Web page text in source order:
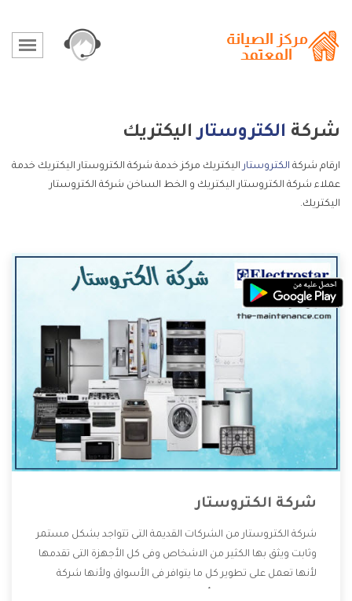
شركة الكتروستاراليكتريك
ارقام شركة الكتروستار اليكتريك مركز خدمة شركة الكتروستار اليكتريك خدمة
عملاء شركة الكتروستار اليكتريك و الخط الساخن شركة الكتروستار
اليكتريك.
شركة الكتروستار
شركة الكتروستار من الشركات القديمة التى تتواجد بشكل مستمر
وثابت ويثق بها الكثير من الاشخاص وفى كل الأجهزة التى تقدمها
لأنها تعمل على تطوير كل ما يتوافر فى الأسواق ولأنها شركة